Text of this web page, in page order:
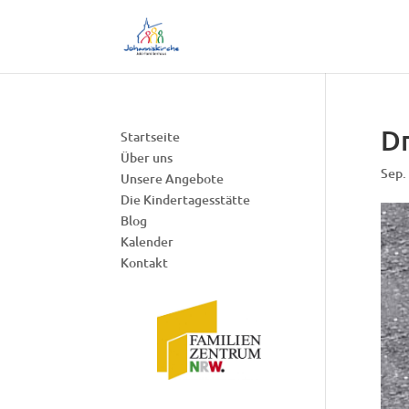
Startseite
Über uns
Unsere Angebote
Die Kindertagesstätte
Blog
Kalender
Kontakt